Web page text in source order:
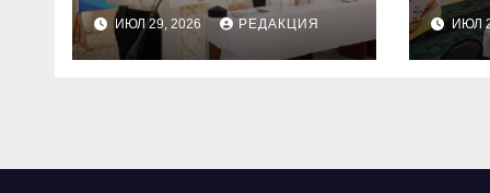
ИМАМДАРҒА
ДӘРІС ОҚЫДЫ
ИЮЛ 29, 2026 РЕДАКЦИЯ ИЮЛ